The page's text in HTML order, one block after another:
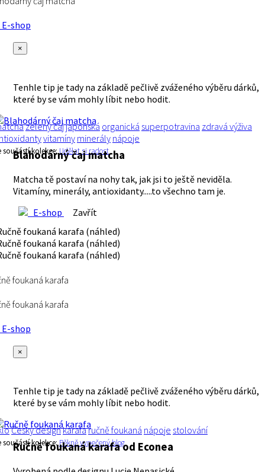
shop
×
Tenhle tip je tady na základě pečlivě zváženého výběru dárků,
které by se vám mohly líbit nebo hodit.
zelený čajjaponská organická superpotravina zdravá výživa
vitamíny minerály nápoje
součástí kolekce:Udělat si radost
Blahodárný čaj matcha
Matcha tě postaví na nohy tak, jak jsi to ještě neviděla.
Vitamíny, minerály, antioxidanty.....to všechno tam je.
E-shop
Zavřít
foukaná karafa
foukaná karafa
shop
×
Tenhle tip je tady na základě pečlivě zváženého výběru dárků,
které by se vám mohly líbit nebo hodit.
Český designkarafaručně foukaná nápoje stolování
součástí kolekce:Pěkně vypečený blog
Ručně foukaná karafaod Econea